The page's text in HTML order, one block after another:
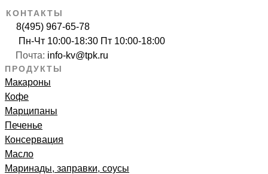
КОНТАКТЫ
8(495) 967-65-78
Пн-Чт 10:00-18:30 Пт 10:00-18:00
Почта: info-kv@tpk.ru
ПРОДУКТЫ
Макароны
Кофе
Марципаны
Печенье
Консервация
Масло
Маринады, заправки, соусы